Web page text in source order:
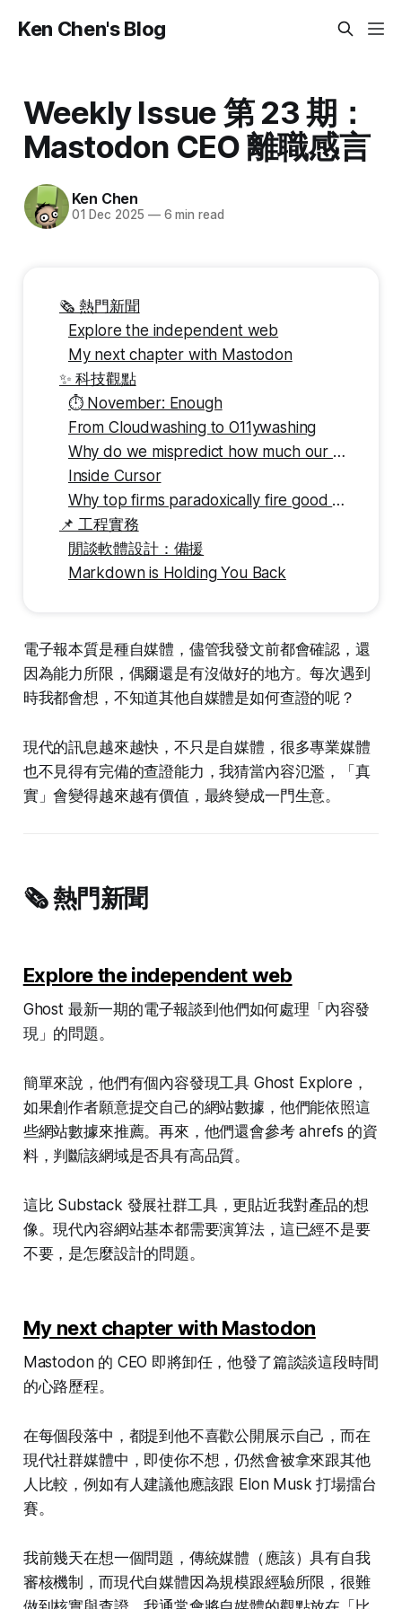
Ken Chen's Blog
Weekly Issue 第 23 期：
Mastodon CEO 離職感言
Ken Chen
01 Dec 2025 —6 min read
🗞️ 熱門新聞
Explore the independent web
My next chapter with Mastodon
✨ 科技觀點
⏱️ November: Enough
From Cloudwashing to O11ywashing
Why do we mispredict how much our emotions influence our behavior?
Inside Cursor
Why top firms paradoxically fire good workers
📌 工程實務
閒談軟體設計：備援
Markdown is Holding You Back
電子報本質是種自媒體，儘管我發文前都會確認，還
因為能力所限，偶爾還是有沒做好的地方。每次遇到
時我都會想，不知道其他自媒體是如何查證的呢？
現代的訊息越來越快，不只是自媒體，很多專業媒體
也不見得有完備的查證能力，我猜當內容氾濫，「真
實」會變得越來越有價值，最終變成一門生意。
🗞️ 熱門新聞
Explore the independent web
Ghost 最新一期的電子報談到他們如何處理「內容發
現」的問題。
簡單來說，他們有個內容發現工具 Ghost Explore，
如果創作者願意提交自己的網站數據，他們能依照這
些網站數據來推薦。再來，他們還會參考 ahrefs 的資
料，判斷該網域是否具有高品質。
這比 Substack 發展社群工具，更貼近我對產品的想
像。現代內容網站基本都需要演算法，這已經不是要
不要，是怎麼設計的問題。
My next chapter with Mastodon
Mastodon 的 CEO 即將卸任，他發了篇談談這段時間
的心路歷程。
在每個段落中，都提到他不喜歡公開展示自己，而在
現代社群媒體中，即使你不想，仍然會被拿來跟其他
人比較，例如有人建議他應該跟 Elon Musk 打場擂台
賽。
我前幾天在想一個問題，傳統媒體（應該）具有自我
審核機制，而現代自媒體因為規模跟經驗所限，很難